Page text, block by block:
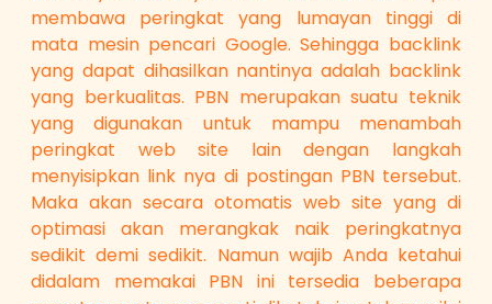
membawa peringkat yang lumayan tinggi di
mata mesin pencari Google. Sehingga backlink
yang dapat dihasilkan nantinya adalah backlink
yang berkualitas. PBN merupakan suatu teknik
yang digunakan untuk mampu menambah
peringkat web site lain dengan langkah
menyisipkan link nya di postingan PBN tersebut.
Maka akan secara otomatis web site yang di
optimasi akan merangkak naik peringkatnya
sedikit demi sedikit. Namun wajib Anda ketahui
didalam memakai PBN ini tersedia beberapa